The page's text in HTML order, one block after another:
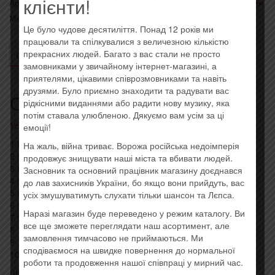
Метка: Imported
ОПИСАНИЕ ОТЗЫВЫ (0)
Описание
Усі товари: Монеточка
1 Русский Ковчег 3:33
2 Каждый Раз 3:28
3 Нимфоманка 2:40
4 Нет Монет 4:38
5 Ночной Ларёк 2:44
6 Кумушки 3:32
7 90 3:21
8 Твоё Имя 3:01
9 Запорожец 2:49
10 Пост-пост 3:4
клієнти!
Це було чудове десятиліття. Понад 12 років ми
працювали та спілкувалися з величезною кількістю
прекрасних людей. Багато з вас стали не просто
замовниками у звичайному інтернет-магазині, а
приятелями, цікавими співрозмовниками та навіть
друзями. Було приємно знаходити та радувати вас
рідкісними виданнями або радити нову музику, яка
потім ставала улюбленою. Дякуємо вам усім за ці
емоції!
На жаль, війна триває. Ворожа російська недоімперія
продовжує знищувати наші міста та вбивати людей.
Засновник та основний працівник магазину доєднався
до лав захисників України, бо якщо вони прийдуть, вас
усіх змушуватимуть слухати тільки шансон та Лєпса.
Наразі магазин буде переведено у режим каталогу. Ви
все ще зможете переглядати наш асортимент, але
замовлення тимчасово не приймаються. Ми
сподіваємося на швидке повернення до нормальної
роботи та продовження нашої співпраці у мирний час.